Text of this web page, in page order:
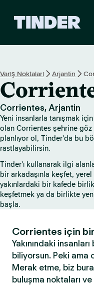
r
A
n
S
a
y
Varış Noktaları Arjantin
Corrientes, Arjantin
Yeni insanlarla tanışmak
olan Corrientes şehrine
planlıyor ol, Tinder'da bu
rastlayabilirsin.
Tinder'ı kullanarak ilgi
bir arkadaşınla keşfet,
yakınlardaki bir kafede
keşfetmek ya da birlikte
başla.
Corrientes için
Yakınındaki
biliyorsun. Peki ama
Merak etme, biz
buluşma noktaları